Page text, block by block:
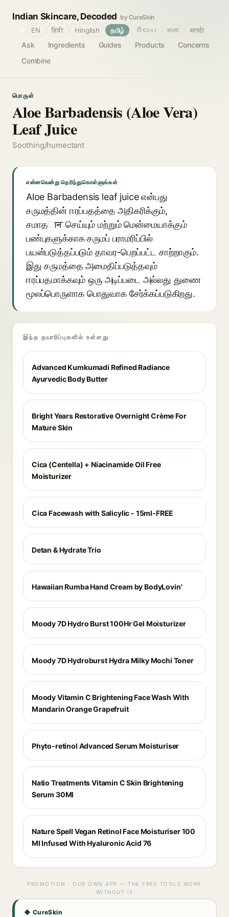
Indian Skincare, Decoded by CureSkin
Ask Ingredients Guides Products
Concerns
Combine
EN हिंदी Hinglish தமிழ் తెలుగు বাংলা मराठी
பொருள்
Aloe Barbadensis (Aloe Vera)
Leaf Juice
Soothing/humectant
என்னவென்று தெரிந்துகொள்ளுங்கள்
Aloe Barbadensis leaf juice என்பது
சருமத்தின் ஈரப்பதத்தை அதிகரிக்கும்,
சமாதान செய்யும் மற்றும் மென்மையாக்கும்
பண்புகளுக்காக சருமப் பராமரிப்பில்
பயன்படுத்தப்படும் தாவர-பெறப்பட்ட சாற்றாகும்.
இது சருமத்தை அமைதிப்படுத்தவும்
ஈரப்பதமாக்கவும் ஒரு அடிப்படை அல்லது துணை
மூலப்பொருளாக பொதுவாக சேர்க்கப்படுகிறது.
இந்த தயாரிப்புகளில் உள்ளது
Advanced Kumkumadi Refined Radiance
Ayurvedic Body Butter
Bright Years Restorative Overnight Crème For
Mature Skin
Cica (Centella) + Niacinamide Oil Free
Moisturizer
Cica Facewash with Salicylic - 15ml-FREE
Detan & Hydrate Trio
Hawaiian Rumba Hand Cream by BodyLovin'
Moody 7D Hydro Burst 100Hr Gel Moisturizer
Moody 7D Hydroburst Hydra Milky Mochi Toner
Moody Vitamin C Brightening Face Wash With
Mandarin Orange Grapefruit
Phyto-retinol Advanced Serum Moisturiser
Natio Treatments Vitamin C Skin Brightening
Serum 30Ml
Nature Spell Vegan Retinol Face Moisturiser 100
Ml Infused With Hyaluronic Acid 76
PROMOTION · OUR OWN APP — THE FREE TOOLS WORK
WITHOUT IT
◆ CureSkin